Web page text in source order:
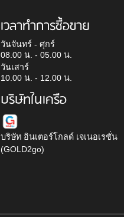
เวลาทำการซื้อขาย
วันจันทร์ - ศุกร์
08.00 น. - 05.00 น.
วันเสาร์
10.00 น. - 12.00 น.
บริษัทในเครือ
บริษัท อินเตอร์โกลด์ เจเนอเรชั่น
(GOLD2go)